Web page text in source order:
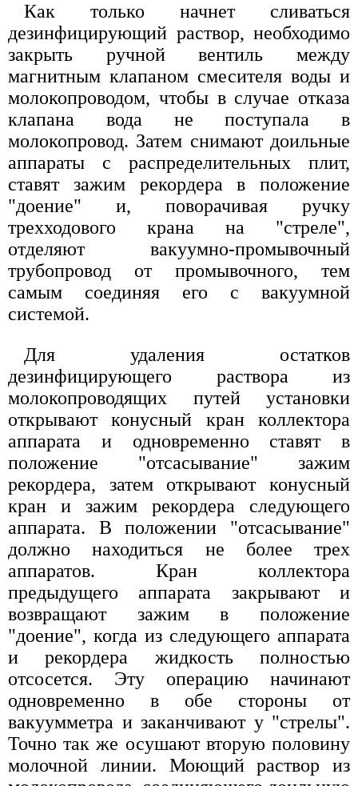
Как только начнет сливаться
дезинфицирующий раствор, необходимо
закрыть ручной вентиль между
магнитным клапаном смесителя воды и
молокопроводом, чтобы в случае отказа
клапана вода не поступала в
молокопровод. Затем снимают доильные
аппараты с распределительных плит,
ставят зажим рекордера в положение
"доение" и, поворачивая ручку
трехходового крана на "стреле",
отделяют вакуумно-промывочный
трубопровод от промывочного, тем
самым соединяя его с вакуумной
системой.
Для удаления остатков
дезинфицирующего раствора из
молокопроводящих путей установки
открывают конусный кран коллектора
аппарата и одновременно ставят в
положение "отсасывание" зажим
рекордера, затем открывают конусный
кран и зажим рекордера следующего
аппарата. В положении "отсасывание"
должно находиться не более трех
аппаратов. Кран коллектора
предыдущего аппарата закрывают и
возвращают зажим в положение
"доение", когда из следующего аппарата
и рекордера жидкость полностью
отсосется. Эту операцию начинают
одновременно в обе стороны от
вакуумметра и заканчивают у "стрелы".
Точно так же осушают вторую половину
молочной линии. Моющий раствор из